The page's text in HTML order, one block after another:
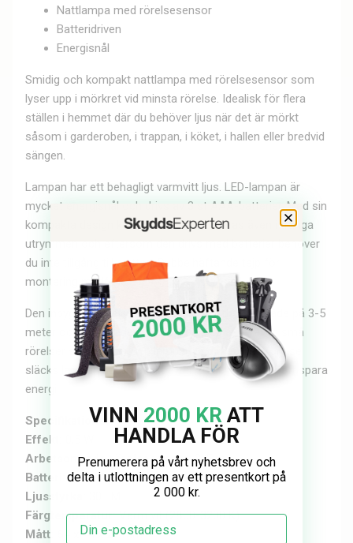
Nattlampa med rörelsesensor
Batteridriven
Energisnål
Smidig och kompakt nattlampa med rörelsesensor som
lyser upp i mörkret vid minsta rörelse. Idealisk för flera
ställen i hemmet där du behöver ljus när det är mörkt
såsom i garderoben, i trappan, i köket, i hallen eller bredvid
sängen.
Lampan har ett behagligt varmvitt ljus. LED-lampan är
mycket energisnål och drivs av 3 st AAA-batterier. Med sin
kompakta design kan den enkelt monteras även i trånga
utrymmen och eftersom den drivs med batterier behöver
du inte tillgång till eluttag. Dubbelhäftande tejp för
montering medföljer.
Den inbyggda rörelsesensorn har ett arbetsområde på 3-5
meter och 100 graders vinkel och känner av även små
rörelser som tänder upp lampan. Vid utebliven rörelse
släcks lampan automatiskt efter 20 sekunder för att spara
energi.
Specifikationer:
Effekt:
Arbetsområde rörelsesensor: 3-5 m
Batteri:
3 st AAA (medföljer ej)
Ljusstyrka:
Färgtemperatur:Varm vit (2800-3200 K)
Mått:
64 x 44 x 27 mm
VINN 2000 KR ATT
HANDLA FÖR
Prenumerera på vårt nyhetsbrev och
delta i utlottningen av ett presentkort på
2 000 kr.
Email